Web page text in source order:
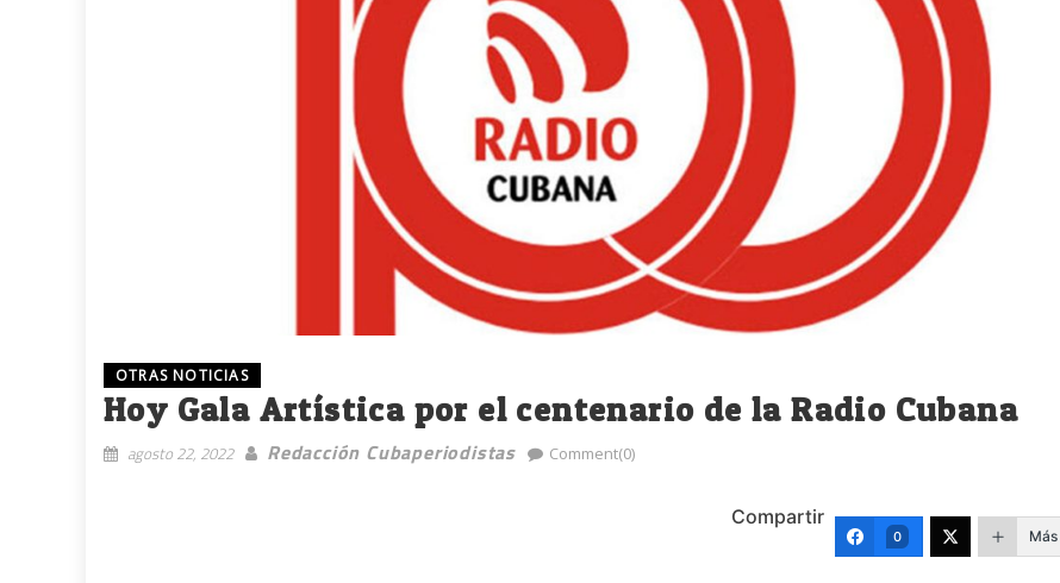
OTRAS NOTICIAS
Hoy Gala Artística por el centenario de la Radio Cubana
agosto 22, 2022 Redacción Cubaperiodistas Comment(0)
Compartir
0 Más